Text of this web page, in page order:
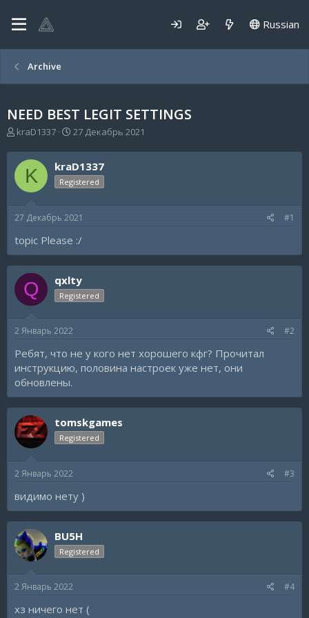
Russian
Archive
NEED BEST LEGIT SETTINGS
А
т
о
р
т
м
kraD1337
Д
т
а
н
а
а
27 Декабрь 2021
K kraD1337
Registered
27 Декабрь 2021 #1
topic Please :/
Q qxlty
Registered
2 Январь 2022 #2
Ребят, что не у кого нет хорошего кфг? Прочитал
инструкцию, половина настроек уже нет, они
обновлены.
tomskgames
Registered
2 Январь 2022 #3
видимо нету )
BU5H
Registered
2 Январь 2022 #4
хз ничего нет (